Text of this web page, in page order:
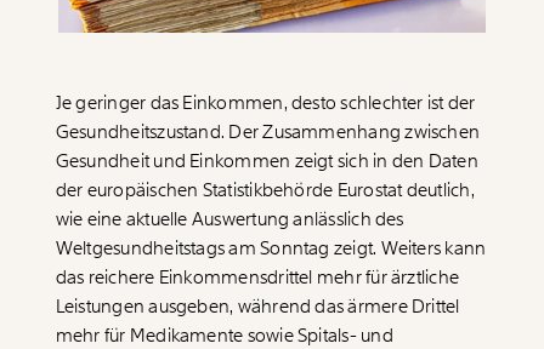
Koalitions-Kompass
Care-Rechner
Befristungs-Monitor
Pflegerechner
Parlagram
Über uns
Team
Jahresberichte
Pressebereich
Jobs & Fellowships
Je geringer das Einkommen, desto schlechter ist der
Gesundheitszustand. Der Zusammenhang zwischen
Gesundheit und Einkommen zeigt sich in den Daten
der europäischen Statistikbehörde Eurostat deutlich,
wie eine aktuelle Auswertung anlässlich des
Weltgesundheitstags am Sonntag zeigt. Weiters kann
das reichere Einkommensdrittel mehr für ärztliche
Leistungen ausgeben, während das ärmere Drittel
mehr für Medikamente sowie Spitals- und